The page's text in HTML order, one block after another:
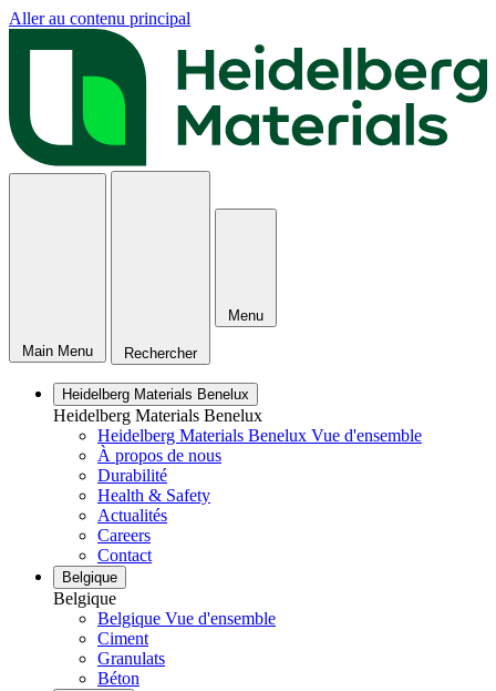
Aller au contenu principal
Main Menu Rechercher
Menu
Heidelberg Materials Benelux
Heidelberg Materials Benelux
Heidelberg Materials Benelux Vue d'ensemble
À propos de nous
Durabilité
Health & Safety
Actualités
Careers
Contact
Belgique
Belgique
Belgique Vue d'ensemble
Ciment
Granulats
Béton